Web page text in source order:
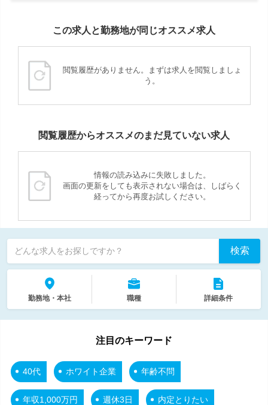
この求人と勤務地が同じオススメ求人
閲覧履歴がありません。まずは求人を閲覧しましょ
う。
閲覧履歴からオススメのまだ見ていない求人
情報の読み込みに失敗しました。
画面の更新をしても表示されない場合は、しばらく
経ってから再度お試しください。
どんな求人をお探しですか？ 検索
勤務地・本社 職種 詳細条件
注目のキーワード
40代 ホワイト企業 年齢不問
年収1,000万円 週休3日 内定とりたい